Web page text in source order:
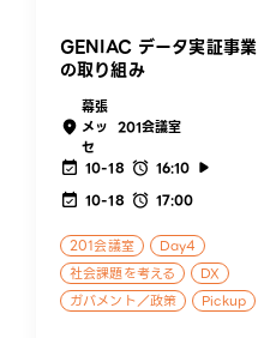
GENIAC データ実証事業
の取り組み
幕張
メッ
セ
201会議室
10-18
16:10
10-18
17:00
201会議室
Day4
社会課題を考える
DX
ガバメント／政策
Pickup